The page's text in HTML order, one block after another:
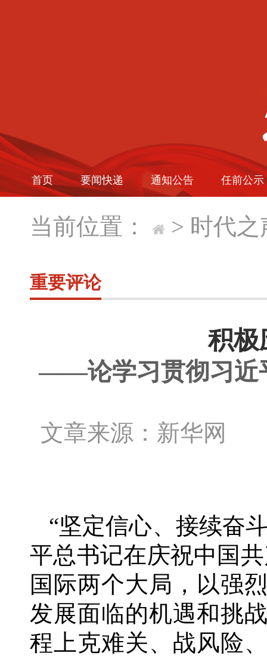
首页 要闻快递 通知公告 任前公示
当前位置： > 时代之
重要评论
积极
——论学习贯彻习近
文章来源：新华网
“坚定信心、接续奋
平总书记在庆祝中国
国际两个大局，以强
发展面临的机遇和挑
程上克难关、战风险